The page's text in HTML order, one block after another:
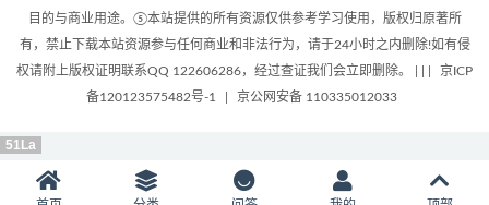
目的与商业用途。⑤本站提供的所有资源仅供参考学习使用，版权归原著所
有，禁止下载本站资源参与任何商业和非法行为，请于24小时之内删除!如有侵
权请附上版权证明联系QQ 122606286，经过查证我们会立即删除。 | |
京ICP
备120123575482号-1
京公网安备 110335012033
51La